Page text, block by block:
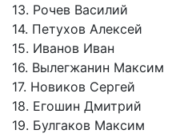
13. Рочев Василий
14. Петухов Алексей
15. Иванов Иван
16. Вылегжанин Максим
17. Новиков Сергей
18. Егошин Дмитрий
19. Булгаков Максим